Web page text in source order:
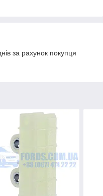
за рахунок покупця